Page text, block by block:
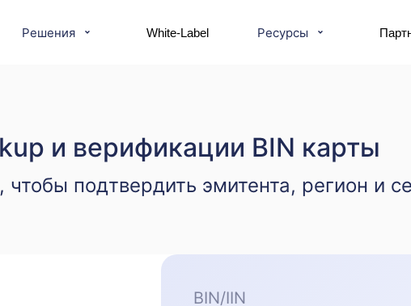
Решения White-Label Ресурсы
и верификации BIN карты
подтвердить эмитента, регион и
BIN/IIN